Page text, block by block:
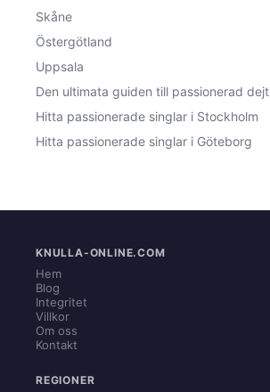
Skåne
Östergötland
Uppsala
Den ultimata guiden till passionerad
Hitta passionerade singlar i Stockholm
Hitta passionerade singlar i Göteborg
KNULLA-ONLINE.COM
Hem
Blog
Integritet
Villkor
Om oss
Kontakt
REGIONER